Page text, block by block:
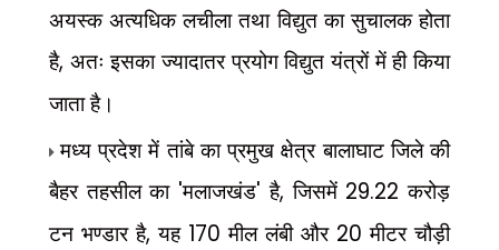
अयस्क अत्यधिक लचीला तथा विद्युत का सुचालक होता
है, अतः इसका ज्यादातर प्रयोग विद्युत यंत्रों में ही किया
जाता है।
मध्य प्रदेश में तांबे का प्रमुख क्षेत्र बालाघाट जिले की
बैहर तहसील का 'मलाजखंड'है,जिसमें 29.22 करोड़
टन भण्डार है,यह 170 मील लंबी और 20 मीटर चौड़ी